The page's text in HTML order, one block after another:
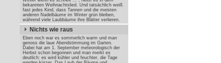
bekannten Weihnachtslied. Und tatsächlich weiß
fast jedes Kind, dass Tannen und die meisten
anderen Nadelbäume im Winter grün bleiben,
während viele Laubbäume ihre Blätter verlieren.
Nichts wie raus
Eben noch war es sommerlich warm und man
genoss die laue Abendstimmung im Garten.
Dabei hat am 1. September meteorologisch der
Herbst schon begonnen und man merkt es
deutlich: es wird kühler und feuchter, die Tage